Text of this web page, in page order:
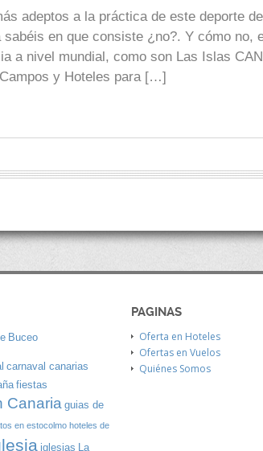
adeptos a la práctica de este deporte
en que consiste ¿no?. Y cómo no,
a nivel mundial, como son Las Islas
y Hoteles para […]
Buceo
carnaval canarias
fiestas
Canaria guias de
en estocolmo hoteles de
iglesias La
PAGINAS
Oferta en Hoteles
Ofertas en Vuelos
Quiénes Somos